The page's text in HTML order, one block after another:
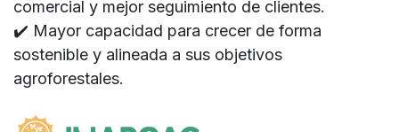
comercial y mejor seguimiento de clientes.
✔️ Mayor capacidad para crecer de forma
sostenible y alineada a sus objetivos
agroforestales.